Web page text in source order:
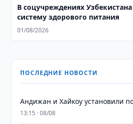
В соцучреждениях
систему здорового питания
01/08/2026
ПОСЛЕДНИЕ НОВОСТИ
Андижан и Хайкоу установили
13:15 · 08/08